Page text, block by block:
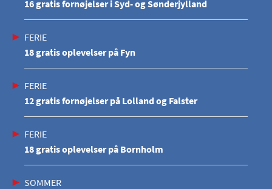
16 gratis fornøjelser i Syd- og Sønderjylland
FERIE
18 gratis oplevelser på Fyn
FERIE
12 gratis fornøjelser på Lolland og Falster
FERIE
18 gratis oplevelser på Bornholm
SOMMER